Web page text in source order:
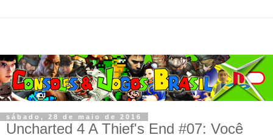
sábado, 28 de maio de 2016
Uncharted 4 A Thief's End #07: Você